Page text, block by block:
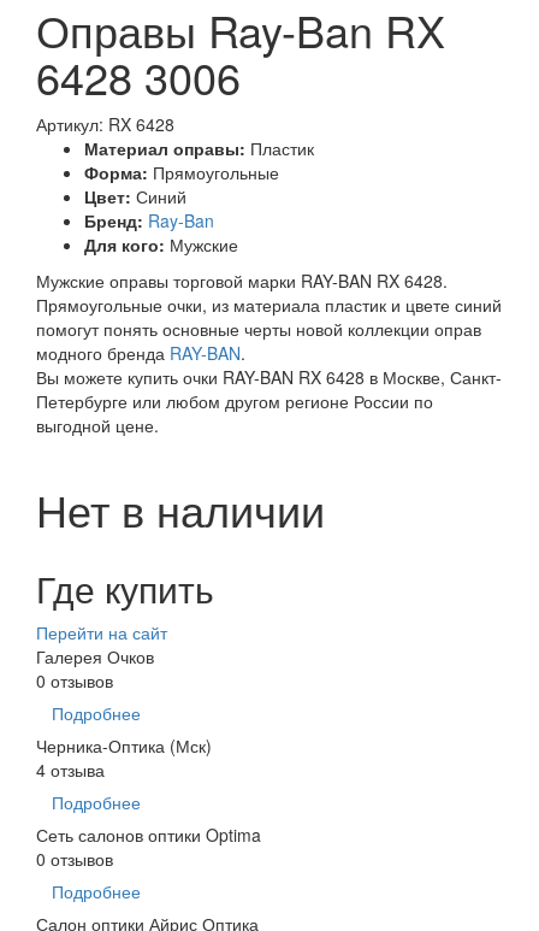
Оправы Ray-Ban RX
6428 3006
Артикул: RX 6428
Материал оправы: Пластик
Форма: Прямоугольные
Цвет: Синий
Бренд: Ray-Ban
Для кого: Мужские
Мужские оправы торговой марки RAY-BAN RX 6428.
Прямоугольные очки, из материала пластик и цвете синий
помогут понять основные черты новой коллекции оправ
модного бренда RAY-BAN.
Вы можете купить очки RAY-BAN RX 6428 в Москве, Санкт-
Петербурге или любом другом регионе России по
выгодной цене.
Нет в наличии
Где купить
Перейти на сайт
Галерея Очков
0 отзывов
Подробнее
Черника-Оптика (Мск)
4 отзыва
Подробнее
Сеть салонов оптики Optima
0 отзывов
Подробнее
Салон оптики Айрис Оптика